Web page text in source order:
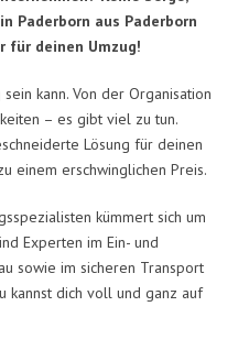
Paderborn aus Paderborn
für deinen Umzug!
kann. Von der Organisation
– es gibt viel zu tun.
Lösung für deinen
einem erschwinglichen Preis.
kümmert sich um
Experten im Ein- und
sowie im sicheren Transport
kannst dich voll und ganz auf